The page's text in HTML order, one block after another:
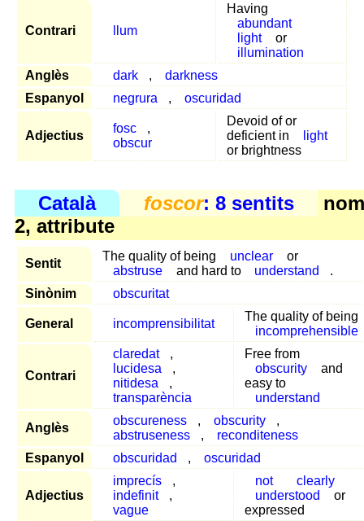
Contrari llum
Having
abundant
light
or
illumination
Anglès
dark ,
darkness
Espanyol
negrura , oscuridad
Adjectius
fosc
,
obscur
Devoid of or
deficient in
light
or brightness
Català foscor: 8 sentits
nom
2, attribute
Sentit
The quality of being unclear
or
abstruse
and hard to understand
.
Sinònim
obscuritat
General incomprensibilitat
The quality of being
incomprehensible
Contrari
claredat
,
lucidesa
,
nitidesa
,
transparència
Free from
obscurity
and
easy to
understand
Anglès
obscureness , obscurity
,
abstruseness
,
reconditeness
Espanyol
obscuridad , oscuridad
Adjectius
imprecís
,
indefinit
,
vague
not
clearly
understood
or
expressed